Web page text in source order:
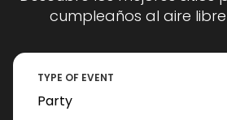
cumpleaños al aire
TYPE OF EVENT